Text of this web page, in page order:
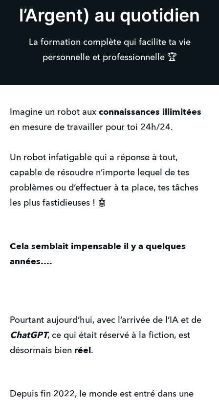
l’Argent) au quotidien
La formation complète qui facilite ta vie
personnelle et professionnelle 🏆
Imagine un robot aux connaissances illimitées
en mesure de travailler pour toi 24h/24.
Un robot infatigable qui a réponse à tout,
capable de résoudre n’importe lequel de tes
problèmes ou d’effectuer à ta place, tes tâches
les plus fastidieuses ! 🤖
Cela semblait impensable il y a quelques
années….
Pourtant aujourd’hui, avec l’arrivée de l’IA et de
ChatGPT, ce qui était réservé à la fiction, est
désormais bien réel .
Depuis fin 2022, le monde est entré dans une